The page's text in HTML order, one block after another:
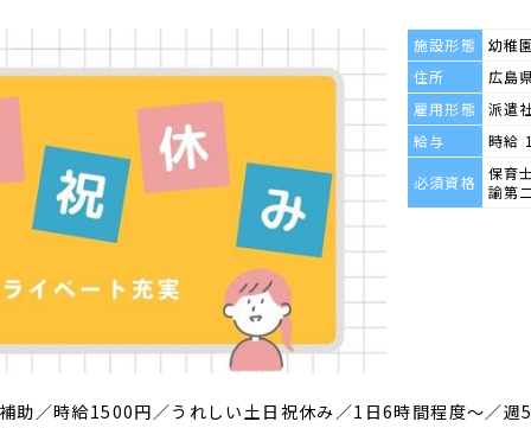
施設形態
幼稚
住所
広島
雇用形態
派遣
給与
時給
必須資格
保育
諭第
助／時給1500円／うれしい土日祝休み／1日6時間程度～／